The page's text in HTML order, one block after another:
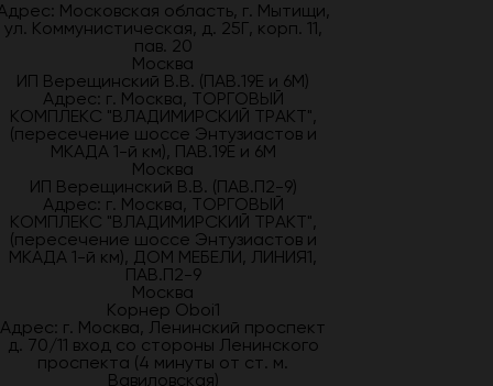
Московская область, г. Мытищи,
ул. Коммунистическая, д. 25Г, корп. 11,
пав. 20
Москва
ИП Верещинский В.В. (ПАВ.19Е и 6М)
Адрес: г. Москва, ТОРГОВЫЙ
КОМПЛЕКС "ВЛАДИМИРСКИЙ ТРАКТ",
(пересечение шоссе Энтузиастов и
МКАДА 1-й км), ПАВ.19Е и 6М
Москва
ИП Верещинский В.В. (ПАВ.П2-9)
Адрес: г. Москва, ТОРГОВЫЙ
КОМПЛЕКС "ВЛАДИМИРСКИЙ ТРАКТ",
(пересечение шоссе Энтузиастов и
МКАДА 1-й км), ДОМ МЕБЕЛИ, ЛИНИЯ1,
ПАВ.П2-9
Москва
Корнер Oboi1
Адрес: г. Москва, Ленинский проспект
д. 70/11 вход со стороны Ленинского
проспекта (4 минуты от ст. м.
Вавиловская)